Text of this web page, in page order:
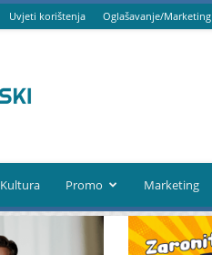
Uvjeti korištenja Oglašavanje/Marketing
Kultura Promo Marketing